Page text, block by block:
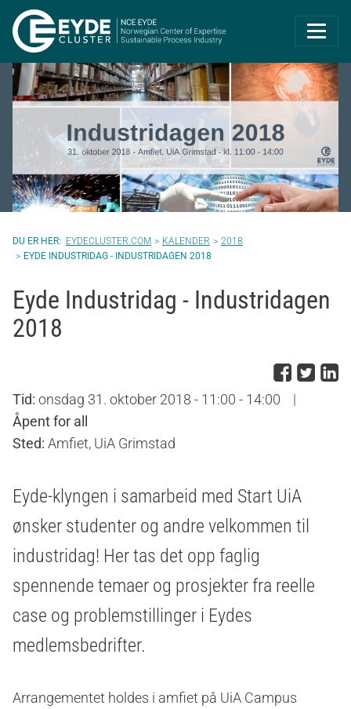
Eyde-Cluster |
EYDECLUSTER.COM KALENDER
2018
EYDE INDUSTRIDAG - INDUSTRIDAGEN 2018
Eyde Industridag - Industridagen
2018
DelDel
Tid: onsdag 31. oktober 2018 - 11:00 - 14:00
|
Åpent for all
Sted: Amfiet, UiA Grimstad
Eyde-klyngen i samarbeid med Start UiA
ønsker studenter og andre velkommen til
industridag! Her tas det opp faglig
spennende temaer og prosjekter fra reelle
case og problemstillinger i Eydes
medlemsbedrifter.
Arrangementet holdes i amfiet på UiA Campus